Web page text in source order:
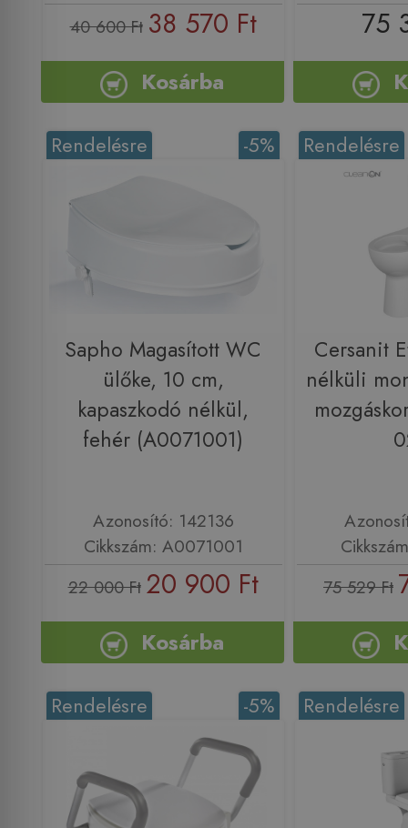
40 600 Ft 38 570 Ft
Kosárba
75
-5%
Rendelésre
Sapho Magasított WC
ülőke, 10 cm,
kapaszkodó nélkül,
fehér (A0071001)
Azonosító: 142136
Cikkszám: A0071001
22 000 Ft 20 900 Ft
Kosárba
Rendelésre
Cersanit
nélküli
75 529 Ft
-5%
Rendelésre Rendelésre